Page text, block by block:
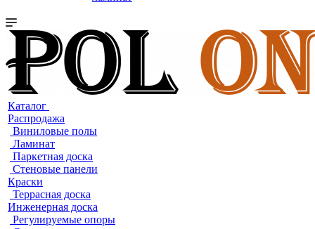
Каталог
Распродажа
Виниловые полы
Ламинат
Паркетная доска
Стеновые панели
Краски
Террасная доска
Инженерная доска
Регулируемые опоры